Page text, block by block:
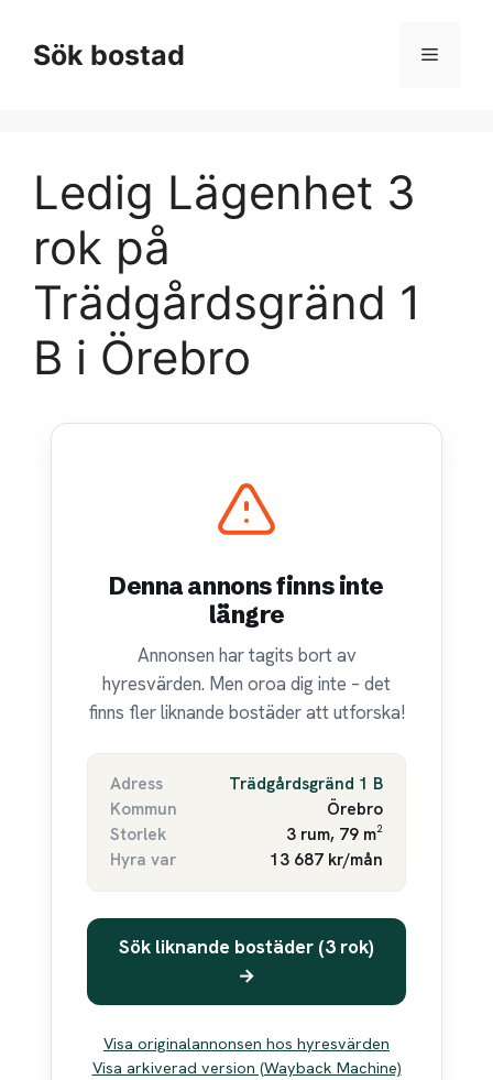
innehållSök bostad Meny
Ledig Lägenhet 3
rok på
Trädgårdsgränd 1
B i Örebro
Denna annons finns inte
längre
Annonsen har tagits bort av
hyresvärden. Men oroa dig inte – det
finns fler liknande bostäder att utforska!
Adress
Trädgårdsgränd 1 B
Kommun
Örebro
Storlek
3 rum, 79 m²
Hyra var
13 687 kr/mån
Sök liknande bostäder (3 rok)
→
Visa originalannonsen hos hyresvärden
Visa arkiverad version (Wayback Machine)